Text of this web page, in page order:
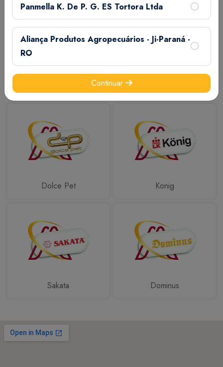
Dolce Pet Konig
Sakata Dominus
Panmella K. De P. G. ES Tortora Ltda
Aliança Produtos Agropecuários - Ji-Paraná -
RO
Continuar